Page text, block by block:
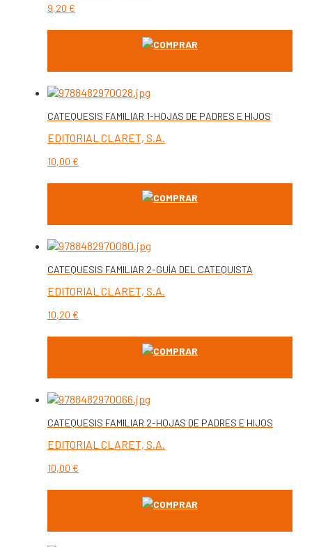
9,20 €
COMPRAR
CATEQUESIS FAMILIAR 1-HOJAS DE PADRES E HIJOS
EDITORIAL CLARET, S.A.
10,00 €
COMPRAR
CATEQUESIS FAMILIAR 2-GUÍA DEL CATEQUISTA
EDITORIAL CLARET, S.A.
10,20 €
COMPRAR
CATEQUESIS FAMILIAR 2-HOJAS DE PADRES E HIJOS
EDITORIAL CLARET, S.A.
10,00 €
COMPRAR